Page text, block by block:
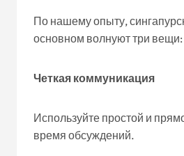
По нашему опыту,
основном волнуют три вещи:
Четкая коммуникация
Используйте простой и
время обсуждений.